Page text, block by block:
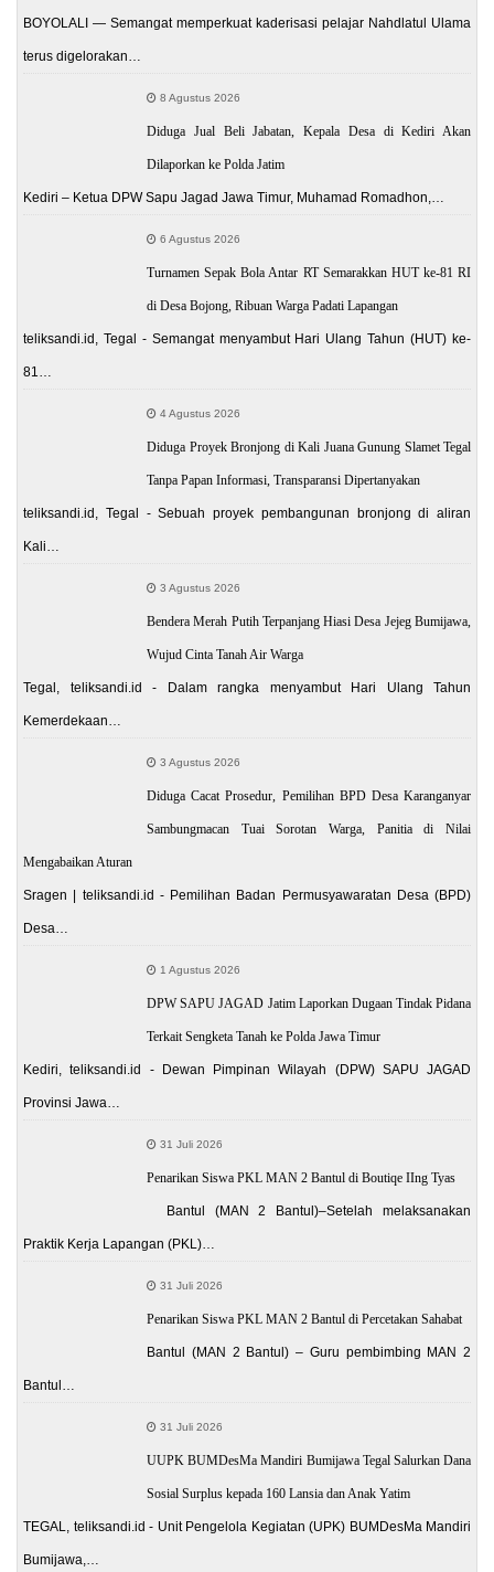
BOYOLALI — Semangat memperkuat kaderisasi pelajar Nahdlatul Ulama
terus digelorakan…
8 Agustus 2026
Diduga Jual Beli Jabatan, Kepala Desa di Kediri Akan
Dilaporkan ke Polda Jatim
Kediri – Ketua DPW Sapu Jagad Jawa Timur, Muhamad Romadhon,…
6 Agustus 2026
Turnamen Sepak Bola Antar RT Semarakkan HUT ke-81 RI
di Desa Bojong, Ribuan Warga Padati Lapangan
teliksandi.id, Tegal - Semangat menyambut Hari Ulang Tahun (HUT) ke-
81…
4 Agustus 2026
Diduga Proyek Bronjong di Kali Juana Gunung Slamet Tegal
Tanpa Papan Informasi, Transparansi Dipertanyakan
teliksandi.id, Tegal - Sebuah proyek pembangunan bronjong di aliran
Kali…
3 Agustus 2026
Bendera Merah Putih Terpanjang Hiasi Desa Jejeg Bumijawa,
Wujud Cinta Tanah Air Warga
Tegal, teliksandi.id - Dalam rangka menyambut Hari Ulang Tahun
Kemerdekaan…
3 Agustus 2026
Diduga Cacat Prosedur, Pemilihan BPD Desa Karanganyar
Sambungmacan Tuai Sorotan Warga, Panitia di Nilai
Mengabaikan Aturan
Sragen | teliksandi.id - Pemilihan Badan Permusyawaratan Desa (BPD)
Desa…
1 Agustus 2026
DPW SAPU JAGAD Jatim Laporkan Dugaan Tindak Pidana
Terkait Sengketa Tanah ke Polda Jawa Timur
Kediri, teliksandi.id - Dewan Pimpinan Wilayah (DPW) SAPU JAGAD
Provinsi Jawa…
31 Juli 2026
Penarikan Siswa PKL MAN 2 Bantul di Boutiqe IIng Tyas
Bantul (MAN 2 Bantul)–Setelah melaksanakan
Praktik Kerja Lapangan (PKL)…
31 Juli 2026
Penarikan Siswa PKL MAN 2 Bantul di Percetakan Sahabat
Bantul (MAN 2 Bantul) – Guru pembimbing MAN 2
Bantul…
31 Juli 2026
UUPK BUMDesMa Mandiri Bumijawa Tegal Salurkan Dana
Sosial Surplus kepada 160 Lansia dan Anak Yatim
TEGAL, teliksandi.id - Unit Pengelola Kegiatan (UPK) BUMDesMa Mandiri
Bumijawa,…